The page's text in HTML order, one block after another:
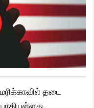
தடை